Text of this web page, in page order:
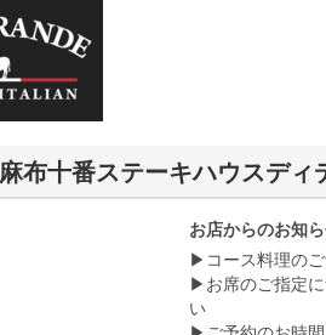
麻布十番ステーキハウスディ
お店からのお知
▶コース料理の
▶お席のご指定
い